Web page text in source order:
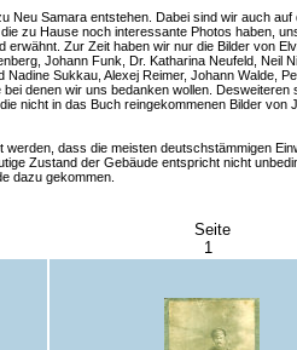
Neu Samara entstehen. Dabei sind wir auch auf
zu Hause noch interessante Photos haben,
Zur Zeit haben wir nur die Bilder von
Johann Funk, Dr. Katharina Neufeld, Neil
Sukkau, Alexej Reimer, Johann Walde,
denen wir uns bedanken wollen. Desweiteren
nicht in das Buch reingekommenen Bilder von
dass die meisten deutschstämmigen
Zustand der Gebäude entspricht nicht
dazu gekommen.
Seite
1